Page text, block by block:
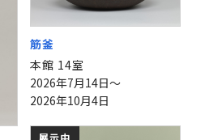
筋釜
本館 14室
2026年7月14日～
2026年10月4日
展示中